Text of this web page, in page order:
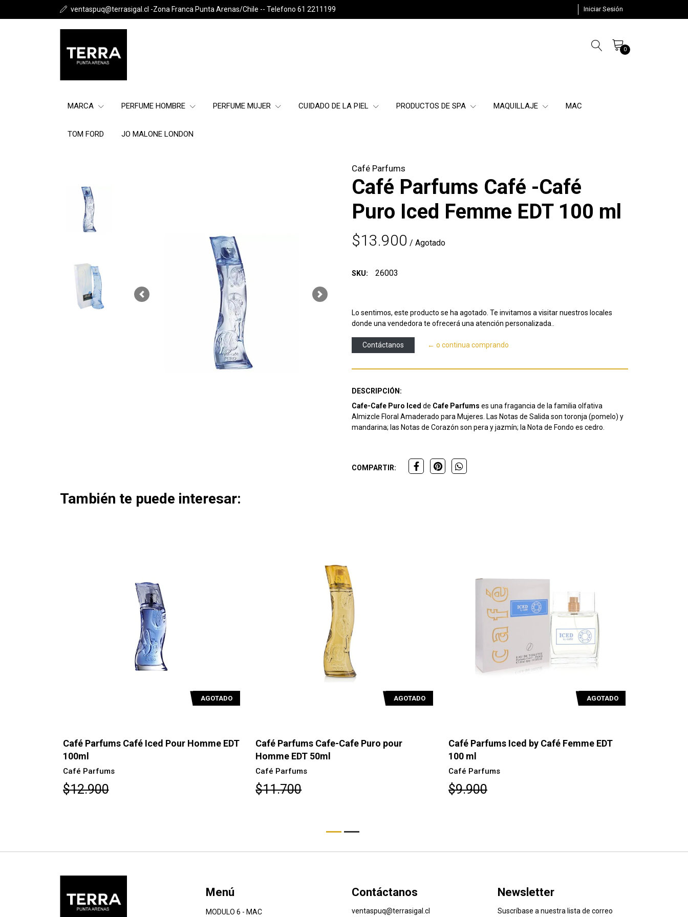
ventaspuq@terrasigal.cl -Zona Franca Punta Arenas/Chile -- Telefono 61 2211199 Iniciar Sesión
0
MARCA PERFUME HOMBRE PERFUME MUJER CUIDADO DE LA PIEL PRODUCTOS DE SPA MAQUILLAJE MAC
TOM FORD JO MALONE LONDON
Previous Next
Café Parfums
Café Parfums Café -Café
Puro Iced Femme EDT 100 ml
$13.900 / Agotado
SKU: 26003
Lo sentimos, este producto se ha agotado. Te invitamos a visitar nuestros locales
donde una vendedora te ofrecerá una atención personalizada..
Contáctanos ← o continua comprando
DESCRIPCIÓN:
Cafe-Cafe Puro Iced de Cafe Parfums es una fragancia de la familia olfativa
Almizcle Floral Amaderado para Mujeres. Las Notas de Salida son toronja (pomelo) y
mandarina; las Notas de Corazón son pera y jazmín; la Nota de Fondo es cedro.
COMPARTIR:
También te puede interesar:
AGOTADO
Café Parfums Café Iced Pour Homme EDT
100ml
Café Parfums
$12.900
AGOTADO
Café Parfums Cafe-Cafe Puro pour
Homme EDT 50ml
Café Parfums
$11.700
AGOTADO
Café Parfums Iced by Café Femme EDT
100 ml
Café Parfums
$9.900
Menú
MODULO 6 - MAC
Contáctanos
ventaspuq@terrasigal.cl
Newsletter
Suscríbase a nuestra lista de correo